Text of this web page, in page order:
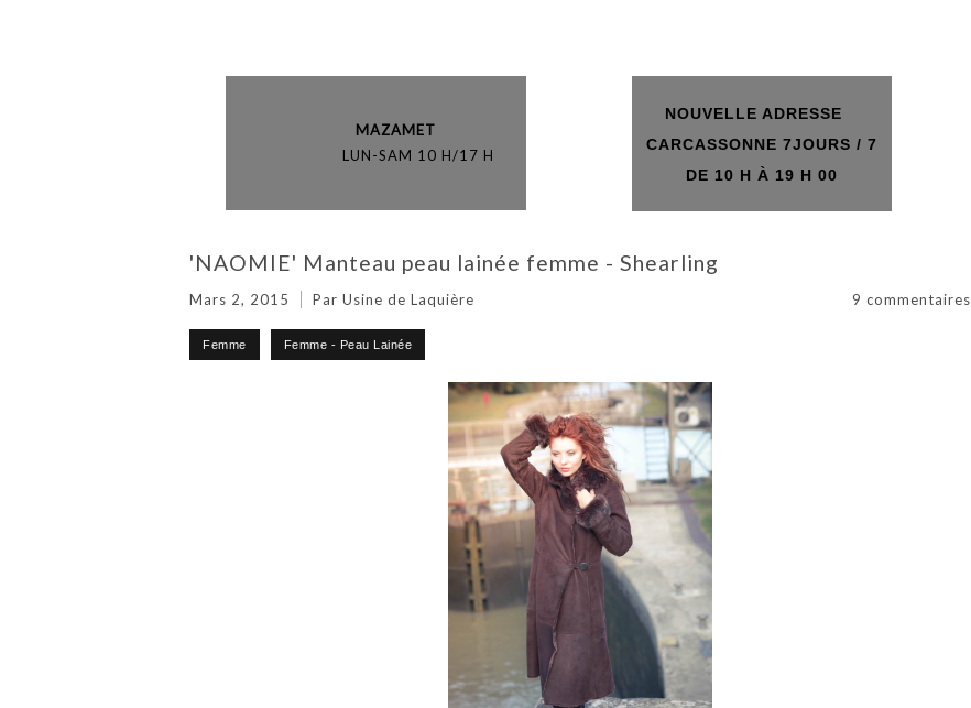
NOUVELLE ADRESSE
CARCASSONNE 7JOURS / 7
DE 10 H À 19 H 00
MAZAMET
LUN-SAM 10 H/17 H
'NAOMIE' Manteau peau lainée femme - Shearling
Mars 2, 2015 Par Usine de Laquière 9 commentaires